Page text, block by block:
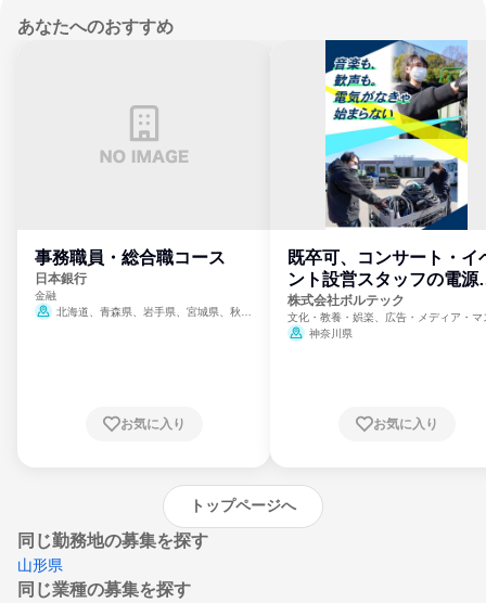
あなたへのおすすめ
事務職員・総合職コース
日本銀行
金融
北海道、青森県、岩手県、宮城県、秋田
崎県、熊本県、大分県、宮崎県、鹿児島県、
お気に入り
既卒可、コンサート・イ
ント設営スタッフの電源
門
株式会社ボルテック
文化・教養・娯楽、広告・メディア・マ
ミ、電力・ガス・水道・エネルギー
神奈川県
お気に入り
トップページへ
同じ勤務地の募集を探す
山形県
同じ業種の募集を探す